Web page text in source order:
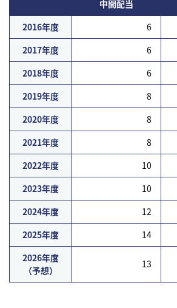
事業概要
製品情報
研究開発
サステナビリティ
IR情報
採用情報
ニュース
中間配当
2016年度
6
2017年度
6
2018年度
6
2019年度
8
2020年度
8
2021年度
8
2022年度
10
2023年度
10
2024年度
12
2025年度
14
2026年度
（予想）
13